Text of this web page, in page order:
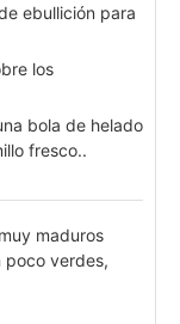
ebullición para
los
bola de helado
fresco..
maduros
poco verdes,